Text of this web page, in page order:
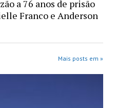
a 76 anos de prisão
Franco e Anderson
Mais posts em »